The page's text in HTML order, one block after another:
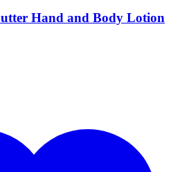
Hand and Body Lotion